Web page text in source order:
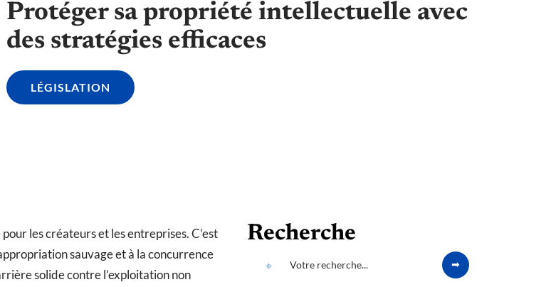
Protéger sa propriété intellectuelle avec
des stratégies efficaces
LÉGISLATION
les créateurs et les entreprises. C’est
sauvage et à la concurrence
solide contre l’exploitation non
Recherche